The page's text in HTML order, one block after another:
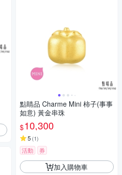
點睛品 Charme Mini 柿子(事事
如意) 黃金串珠
$10,300
5 (1)
活動 券
加入購物車